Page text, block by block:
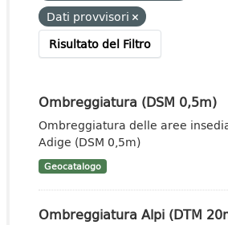
Dati provvisori
Risultato del Filtro
Ombreggiatura (DSM 0,5m)
Ombreggiatura delle aree
Adige (DSM 0,5m)
Geocatalogo
Ombreggiatura Alpi (DTM